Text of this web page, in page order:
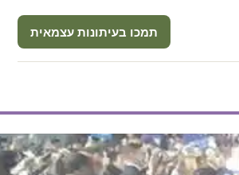
תמכו בעיתונות עצמאית